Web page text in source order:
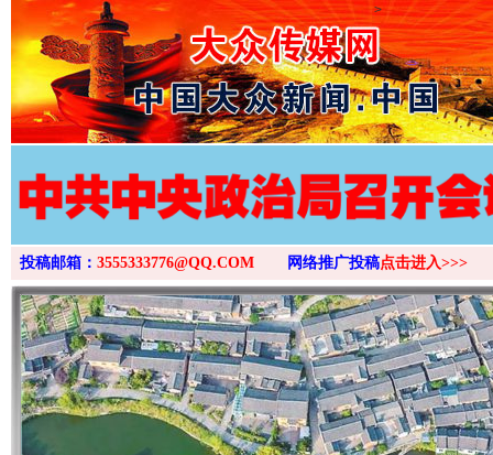
>
投稿邮箱： 3555333776@QQ.COM 网络推广投稿点击进入>>>